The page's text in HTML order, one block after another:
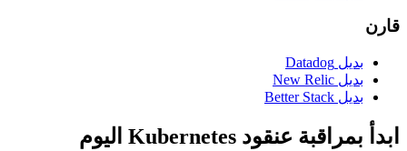
قارن
بديل Datadog
بديل New Relic
بديل Better Stack
ابدأ بمراقبة عنقود Kubernetes اليوم